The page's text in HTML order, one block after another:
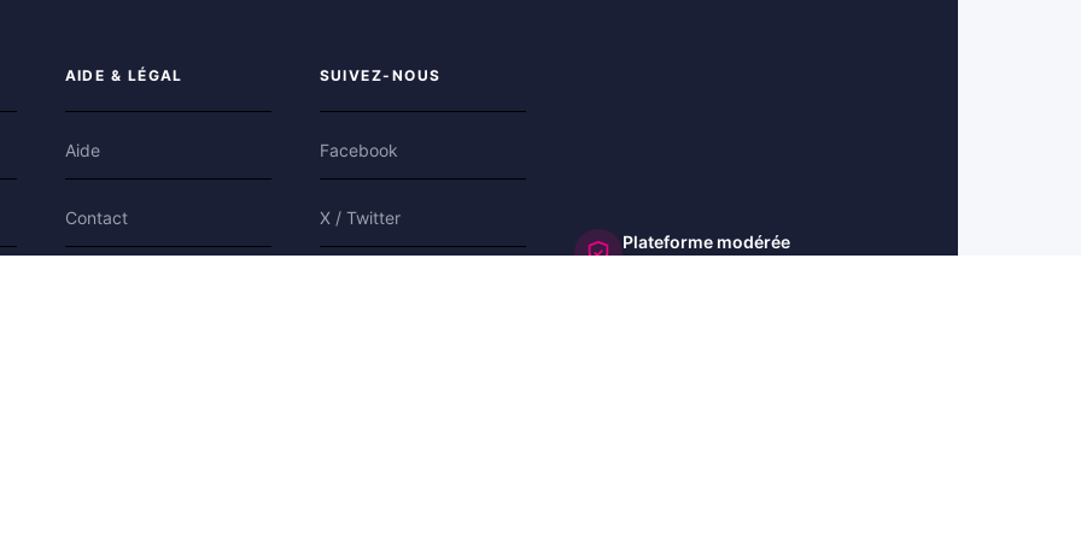
AIDE & LÉGAL
Aide
Contact
SUIVEZ-NOUS
Facebook
X / Twitter
Plateforme modérée